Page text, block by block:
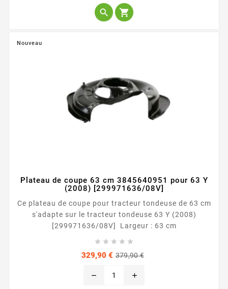
 
Nouveau
Plateau de coupe 63 cm 3845640951 pour 63 Y
(2008) [299971636/08V]
Ce plateau de coupe pour tracteur tondeuse de 63 cm
s'adapte sur le tracteur tondeuse 63 Y (2008)
[299971636/08V] Largeur : 63 cm
    
329,90 € 379,90 €
remove add